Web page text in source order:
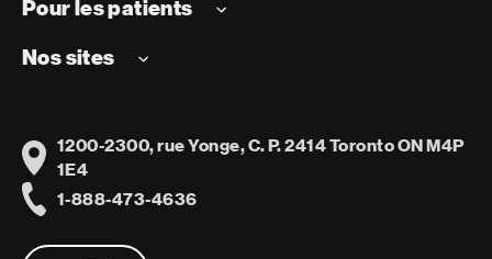
Pour les patients
Nos sites
Address
1200-2300, rue Yonge, C. P. 2414 Toronto ON M4P
1E4
1-888-473-4636